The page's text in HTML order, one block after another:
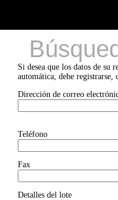
Si desea que los datos de su
automática, debe
Dirección de correo
Teléfono
Fax
Detalles del lote